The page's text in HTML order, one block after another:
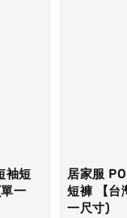
袖短
一
居家服
短褲 【台
一尺寸)